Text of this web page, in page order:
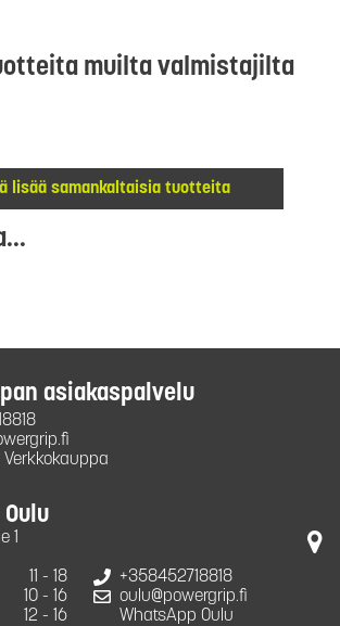
muilta valmistajilta
lisää samankaltaisia tuotteita
asiakaspalvelu
11 - 18
10 - 16
12 - 16
+358452718818
oulu@powergrip.fi
WhatsApp Oulu